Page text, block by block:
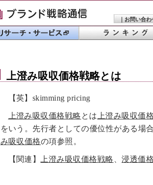
｜ お問い合わ
上澄み吸収価格戦略とは
【英】skimming pricing
上澄み吸収価格戦略 とは 上澄み吸収価
をいう。先行者としての優位性がある場
み吸収価格の項参照。
【関連】 上澄み吸収価格戦略 、浸透価